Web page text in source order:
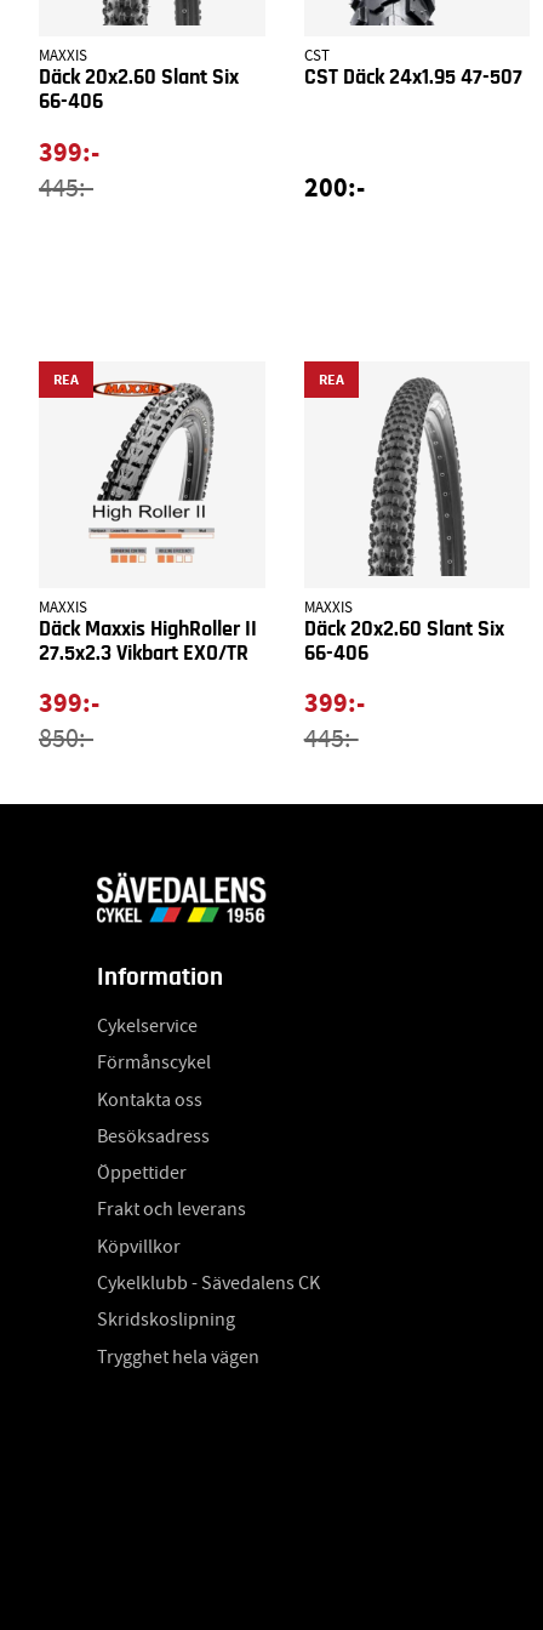
MAXXIS
Däck 20x2.60 Slant Six
66-406
399:-
445:-
CST
CST Däck 24x1.95 47-507
200:-
REA
MAXXIS
Däck Maxxis HighRoller II
27.5x2.3 Vikbart EXO/TR
399:-
850:-
REA
MAXXIS
Däck 20x2.60 Slant Six
66-406
399:-
445:-
Information
Cykelservice
Förmånscykel
Kontakta oss
Besöksadress
Öppettider
Frakt och leverans
Köpvillkor
Cykelklubb - Sävedalens CK
Skridskoslipning
Trygghet hela vägen